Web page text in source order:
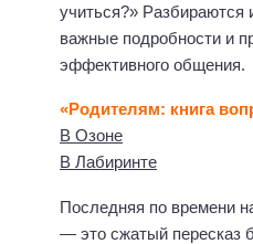
учиться?»
важные подробности и
эффективного общения.
«Родителям: книга
В Озоне
В Лабиринте
Последняя по времени
— это сжатый пересказ